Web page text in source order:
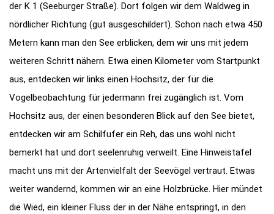
der K 1 (Seeburger Straße). Dort folgen wir dem Waldweg in
nördlicher Richtung (gut ausgeschildert). Schon nach etwa 450
Metern kann man den See erblicken, dem wir uns mit jedem
weiteren Schritt nähern. Etwa einen Kilometer vom Startpunkt
aus, entdecken wir links einen Hochsitz, der für die
Vogelbeobachtung für jedermann frei zugänglich ist. Vom
Hochsitz aus, der einen besonderen Blick auf den See bietet,
entdecken wir am Schilfufer ein Reh, das uns wohl nicht
bemerkt hat und dort seelenruhig verweilt. Eine Hinweistafel
macht uns mit der Artenvielfalt der Seevögel vertraut. Etwas
weiter wandernd, kommen wir an eine Holzbrücke. Hier mündet
die Wied, ein kleiner Fluss der in der Nähe entspringt, in den